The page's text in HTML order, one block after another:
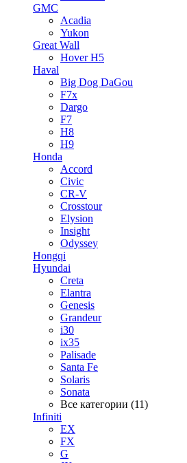
GMC
Acadia
Yukon
Great Wall
Hover H5
Haval
Big Dog DaGou
F7x
Dargo
F7
H8
H9
Honda
Accord
Civic
CR-V
Crosstour
Elysion
Insight
Odyssey
Hongqi
Hyundai
Creta
Elantra
Genesis
Grandeur
i30
ix35
Palisade
Santa Fe
Solaris
Sonata
Все категории (11)
Infiniti
EX
FX
G